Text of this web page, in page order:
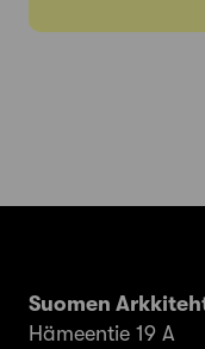
Suomen
Hämeentie 19 A